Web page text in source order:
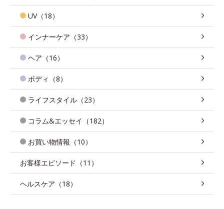
UV（18）
インナーケア（33）
ヘア（16）
ボディ（8）
ライフスタイル（23）
コラム&エッセイ（182）
お買い物情報（10）
お客様エピソード（11）
ヘルスケア（18）